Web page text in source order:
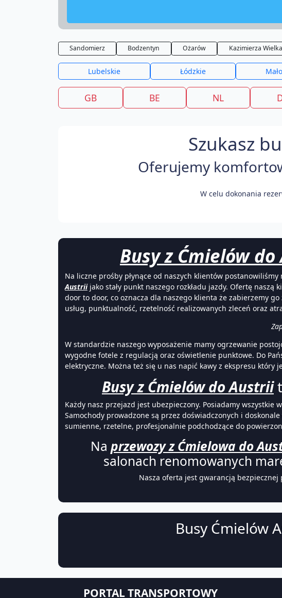
Sandomierz Bodzentyn Ożarów Kazimierza Wielka
Lubelskie Łódzkie
GB BE NL
Szukasz
Oferujemy
W celu dokonania
Busy z Ćmielów
Na liczne prośby płynące od naszych klientów
Austriijako stały punkt naszego rozkładu jazdy. Ofertę
door to door, co oznacza dla naszego klienta że zabierzemy
usług, punktualność, rzetelność realizowanych zleceń oraz
W standardzie naszego wyposażenie mamy ogrzewanie
wygodne fotele z regulacją oraz oświetlenie punktowe. Do
elektryczne. Można też się u nas napić kawy z ekspresu
Busy z Ćmielów do Austrii
Każdy nasz przejazd jest ubezpieczony. Posiadamy
Samochody prowadzone są przez doświadczonych i
sumienne, rzetelne, profesjonalnie podchodzące do
Na przewozy z Ćmielowa do
salonach renomowanych
Nasza oferta jest gwarancją
Busy Ćmielów
PORTAL TRANSPORTOWY